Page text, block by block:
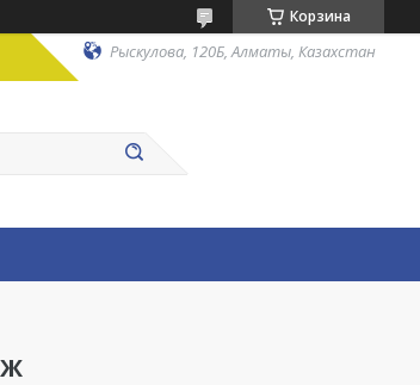
Корзина
Рыскулова, 120Б, Алматы, Казахстан